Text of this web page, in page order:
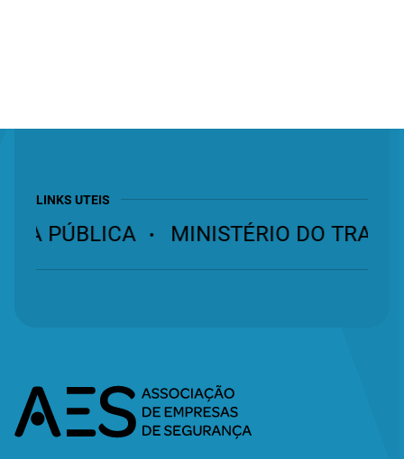
LINKS UTEIS
PÚBLICA MINISTÉRIO DO